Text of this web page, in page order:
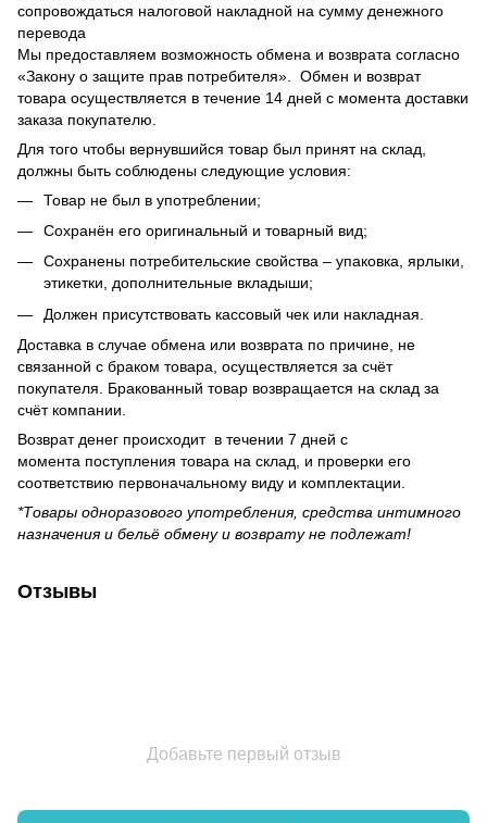
сопровождаться налоговой накладной на сумму денежного
перевода
Мы предоставляем возможность обмена и возврата согласно
«Закону о защите прав потребителя». Обмен и возврат
товара осуществляется в течение 14 дней с момента доставки
заказа покупателю.
Для того чтобы вернувшийся товар был принят на склад,
должны быть соблюдены следующие условия:
Товар не был в употреблении;
Сохранён его оригинальный и товарный вид;
Сохранены потребительские свойства – упаковка, ярлыки,
этикетки, дополнительные вкладыши;
Должен присутствовать кассовый чек или накладная.
Доставка в случае обмена или возврата по причине, не
связанной с браком товара, осуществляется за счёт
покупателя. Бракованный товар возвращается на склад за
счёт компании.
Возврат денег происходит в течении 7 дней с
момента поступления товара на склад, и проверки его
соответствию первоначальному виду и комплектации.
*Товары одноразового употребления, средства интимного
назначения и бельё обмену и возврату не подлежат!
Отзывы
Добавьте первый отзыв